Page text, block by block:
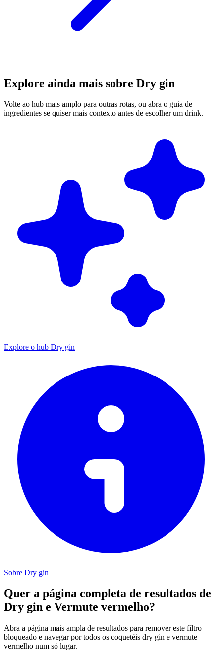
Explore ainda mais sobre Dry gin
Volte ao hub mais amplo para outras rotas, ou abra o guia de
ingredientes se quiser mais contexto antes de escolher um drink.
Explore o hub Dry gin
Sobre Dry gin
Quer a página completa de resultados de
Dry gin e Vermute vermelho?
Abra a página mais ampla de resultados para remover este filtro
bloqueado e navegar por todos os coquetéis dry gin e vermute
vermelho num só lugar.